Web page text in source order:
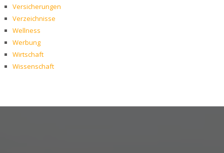
Versicherungen
Verzeichnisse
Wellness
Werbung
Wirtschaft
Wissenschaft